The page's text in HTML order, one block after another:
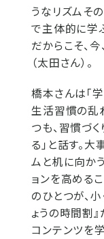
うなリズムそ
で主体的に学
だからこそ、今
（太田さん）。
橋本さんは「
生活習慣の乱
つも、習慣づ
る」と話す。
ムと机に向か
ョンを高める
のひとつが、
ょうの時間割
コンテンツを